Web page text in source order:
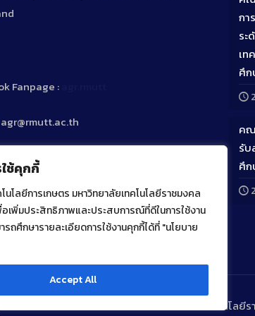
ช้คุกกี้
นโลยีการเกษตร มหาวิทยาลัยเทคโนโลยีราชมงคล
เพิ่มประสิทธิภาพและประสบการณ์ที่ดีในการใช้งาน
รถศึกษารายละเอียดการใช้งานคุกกี้ได้ที่ "นโยบาย
Accept All
Fanpage :
1955
กา
ระ
เท
ศึก
คณ
รับ
ศึก
2022 คณะเทคโนโลยีการเกษตร มหาวิทยาลัยเทคโนโล